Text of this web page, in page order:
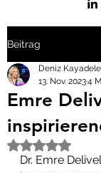
Beitrag
Emre
Deniz
13. Nov. 20234
Mit NaN von
Dr. Emre